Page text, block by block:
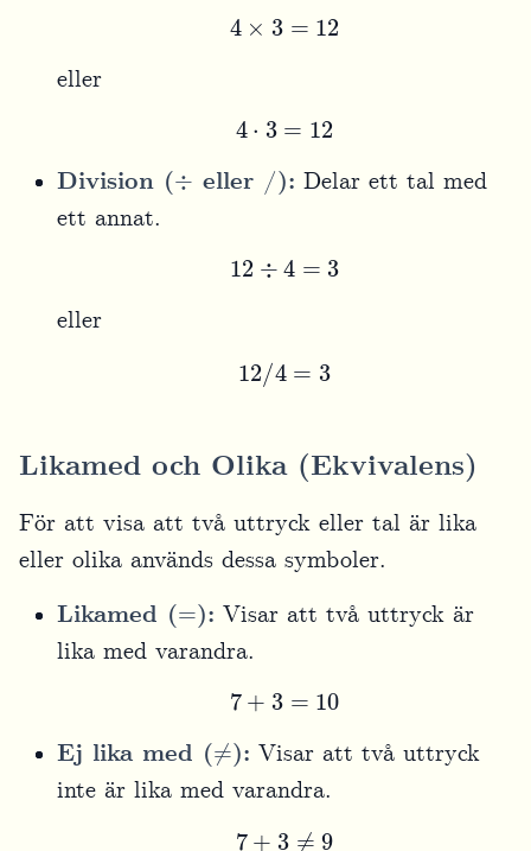
4× 3=12
eller
4 3 =12
Division (
eller /): Delar ett tal med
ett annat.
12 ÷ 4 =3
eller
12/4 3
Likamed och Olika (Ekvivalens)
För att visa att två uttryck eller tal är lika
eller olika används dessa symboler.
Likamed ( =): Visar att två uttryck är
lika med varandra.
+ 3 =10
Ej lika med ( ≠ ): Visar att två uttryck
inte är lika med varandra.
7+3 ≠9